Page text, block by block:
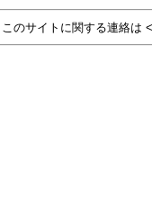
このサイトに関する連絡は